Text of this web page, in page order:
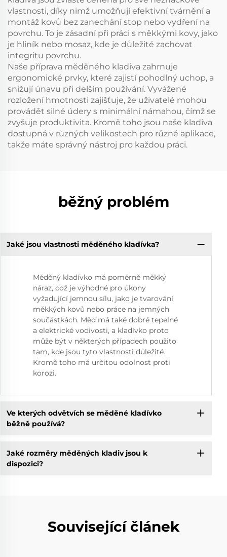
vlastnosti, díky nimž umožňují efektivní tvárnění a
montáž kovů bez zanechání stop nebo vydření na
povrchu. To je zásadní při práci s měkkými kovy, jako
je hliník nebo mosaz, kde je důležité zachovat
integritu povrchu.
Naše příprava měděného kladiva zahrnuje
ergonomické prvky, které zajistí pohodlný uchop, a
snižují únavu při delším používání. Vyvážené
rozložení hmotnosti zajišťuje, že uživatelé mohou
provádět silné údery s minimální námahou, čímž se
zvyšuje produktivita. Kromě toho jsou naše kladiva
dostupná v různých velikostech pro různé aplikace,
takže máte správný nástroj pro každou práci.
běžný problém
Jaké jsou vlastnosti měděného kladívka?
Měděný kladívko má poměrně měkký
náraz, což je výhodné pro úkony
vyžadující jemnou sílu, jako je tvarování
měkkých kovů nebo práce na jemných
součástkách. Měď má také dobré tepelné
a elektrické vodivosti, a kladívko proto
může být v některých případech použito
tam, kde jsou tyto vlastnosti důležité.
Kromě toho má určitou odolnost proti
korozi.
Ve kterých odvětvích se měděné kladívko
běžně používá?
Jaké rozměry měděných kladiv jsou k
dispozici?
Související článek